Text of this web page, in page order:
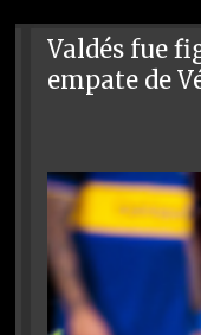
Valdés fue
empate de